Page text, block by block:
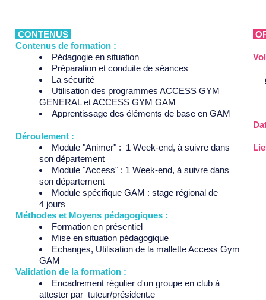
CONTENUS
Contenus de formation :
Pédagogie en situation
Préparation et conduite de séances
La sécurité
Utilisation des programmes ACCESS GYM
GENERAL et ACCESS GYM GAM
Apprentissage des éléments de base en GAM
Déroulement :
Module "Animer" : 1 Week-end, à suivre dans
son département
Module "Access" : 1 Week-end, à suivre dans
son département
Module spécifique GAM : stage régional de
4 jours
Méthodes et Moyens pédagogiques :
Formation en présentiel
Mise en situation pédagogique
Echanges, Utilisation de la mallette Access Gym
GAM
​Validation de la formation :
Encadrement régulier d'un groupe en club à
attester par tuteur/président.e